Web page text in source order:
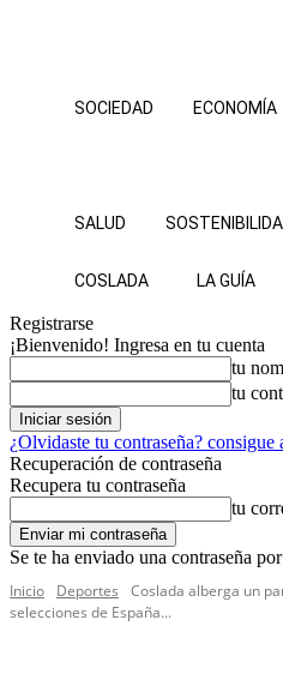
SOCIEDAD ECONOMÍA
SALUD
COSLADA LA GUÍA
Registrarse
¡Bienvenido! Ingresa en tu cuenta
tu
tu
¿Olvidaste tu contraseña? consigue
Recuperación de contraseña
Recupera tu contraseña
tu
Se te ha enviado una contraseña
Inicio
Deportes
Coslada alberga un
selecciones de España...